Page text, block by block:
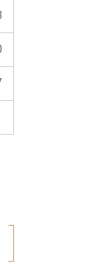
・ジャパンブログ